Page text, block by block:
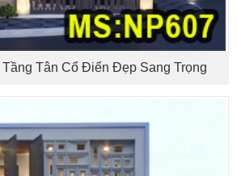
Tân Cổ Điển Đẹp Sang Trọng